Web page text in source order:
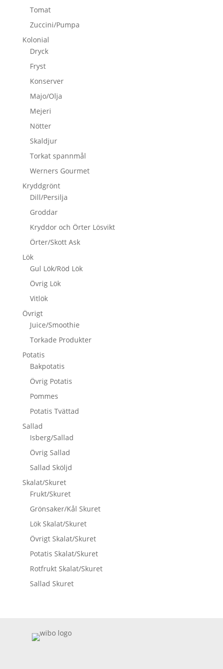
Tomat
Zuccini/Pumpa
Kolonial
Dryck
Fryst
Konserver
Majo/Olja
Mejeri
Nötter
Skaldjur
Torkat spannmål
Werners Gourmet
Kryddgrönt
Dill/Persilja
Groddar
Kryddor och Örter Lösvikt
Örter/Skott Ask
Lök
Gul Lök/Röd Lök
Övrig Lök
Vitlök
Övrigt
Juice/Smoothie
Torkade Produkter
Potatis
Bakpotatis
Övrig Potatis
Pommes
Potatis Tvättad
Sallad
Isberg/Sallad
Övrig Sallad
Sallad Sköljd
Skalat/Skuret
Frukt/Skuret
Grönsaker/Kål Skuret
Lök Skalat/Skuret
Övrigt Skalat/Skuret
Potatis Skalat/Skuret
Rotfrukt Skalat/Skuret
Sallad Skuret